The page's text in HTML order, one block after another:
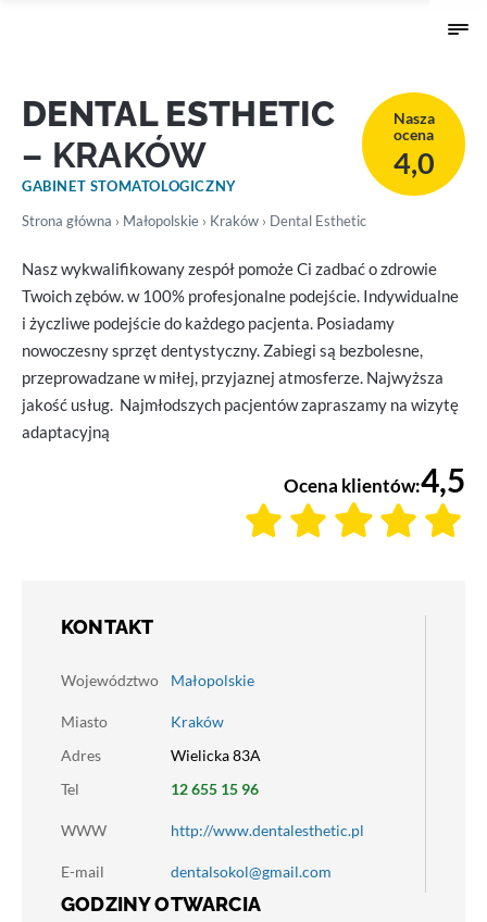
DENTAL ESTHETIC
– KRAKÓW
GABINET STOMATOLOGICZNY
Nasza
ocena
4,0
Strona główna › Małopolskie › Kraków › Dental Esthetic
Nasz wykwalifikowany zespół pomoże Ci zadbać o zdrowie
Twoich zębów. w 100% profesjonalne podejście. Indywidualne
i życzliwe podejście do każdego pacjenta. Posiadamy
nowoczesny sprzęt dentystyczny. Zabiegi są bezbolesne,
przeprowadzane w miłej, przyjaznej atmosferze. Najwyższa
jakość usług. Najmłodszych pacjentów zapraszamy na wizytę
adaptacyjną
Ocena klientów:4,5
KONTAKT
Województwo Małopolskie
Miasto
Kraków
Adres
Wielicka 83A
Tel
12 655 15 96
WWW http://www.dentalesthetic.pl
E-mail dentalsokol@gmail.com
GODZINY OTWARCIA